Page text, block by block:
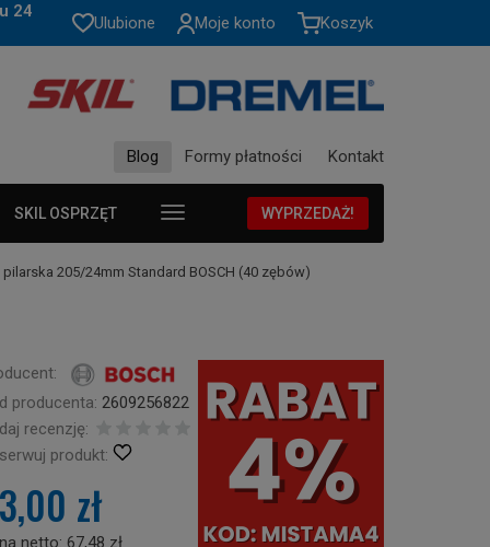
24
Ulubione Moje konto Koszyk
Blog Formy płatności Kontakt
SKIL OSPRZĘT WYPRZEDAŻ!
pilarska 205/24mm Standard BOSCH (40 zębów)
producenta: 2609256822
recenzję:
produkt:
zł
netto: 67,48 zł